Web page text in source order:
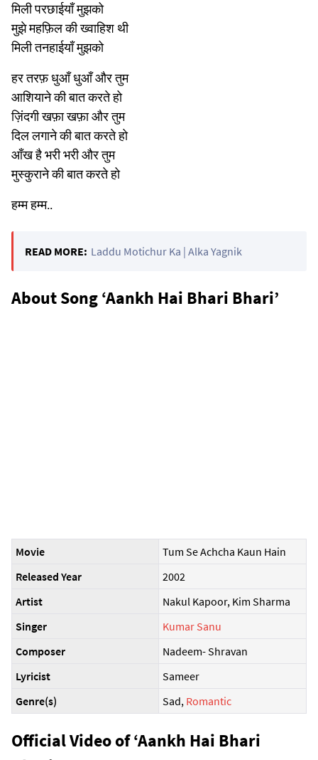
मिली परछाईयाँ मुझको
मुझे महफ़िल की ख्वाहिश थी
मिली तनहाईयाँ मुझको
हर तरफ़ धुआँ धुआँ और तुम
आशियाने की बात करते हो
ज़िंदगी खफ़ा खफ़ा और तुम
दिल लगाने की बात करते हो
आँख है भरी भरी और तुम
मुस्कुराने की बात करते हो
हम्म हम्म..
READ MORE: Laddu Motichur Ka | Alka Yagnik
About Song ‘Aankh Hai Bhari Bhari’
Movie
Tum Se Achcha Kaun Hain
Released Year
2002
Artist
Nakul Kapoor, Kim Sharma
Singer
Kumar Sanu
Composer
Nadeem- Shravan
Lyricist
Sameer
Genre(s)
Sad, Romantic
Official Video of ‘Aankh Hai Bhari